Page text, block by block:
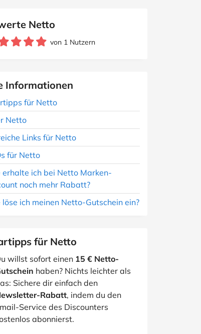
Netto
von 1 Nutzern
Informationen
für Netto
Netto
Links für Netto
für Netto
erhalte ich bei Netto Marken-
noch mehr Rabatt?
ich meinen Netto-Gutschein ein?
für Netto
willst sofort einen 15 € Netto-
haben? Nichts leichter als
Sichere dir einfach den
Rabatt, indem du den
Service des Discounters
abonnierst.